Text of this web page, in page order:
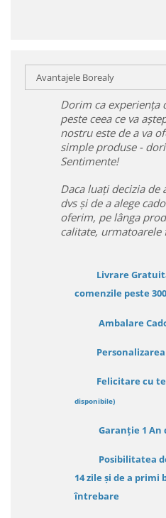
Avantajele Borealy
Dorim ca experiența
peste ceea ce va
nostru este de a va
simple produse -
Sentimente!
Daca luați decizia de
dvs și de a alege
oferim, pe lânga
calitate, urmatoarele
Livrare
comenzile peste
Ambalare
Felicitare cu
disponibile)
Garanție 1 An
Posibilitatea
14 zileși de a primi
întrebare